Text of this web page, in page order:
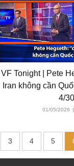
VF Tonight | Pete
Iran không cần
4/
01/05/2026
3 4 5